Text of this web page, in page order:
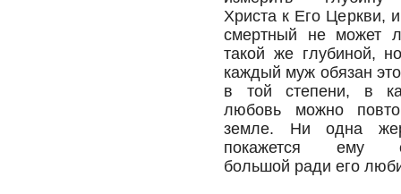
Христа к Его Церкви,
смертный не может
такой же глубиной,
каждый муж обязан
в той степени, в
любовь можно
земле. Ни одна
покажется ему
большой ради его